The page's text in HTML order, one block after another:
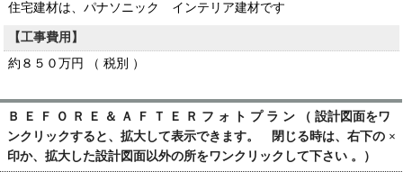
住宅建材は、パナソニック インテリア建材です
【工事費用】
約８５０万円 （ 税別 ）
Ｂ Ｅ Ｆ Ｏ Ｒ Ｅ ＆ Ａ Ｆ Ｔ Ｅ Ｒ フ ォ ト プ ラ ン （ 設計図面をワ
ンクリックすると、拡大して表示できます。 閉じる時は、右下の ×
印か、拡大した設計図面以外の所をワンクリックして下さい 。）